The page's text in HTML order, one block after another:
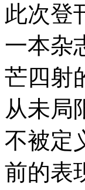
此次登
一本杂
芒四射
从未局
不被定
前的表